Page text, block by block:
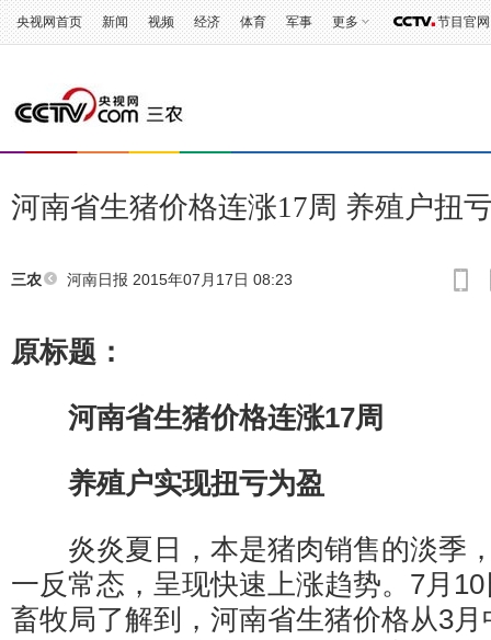
央视网首页 新闻 视频 经济 体育 军事 更多 节目官网
河南省生猪价格连涨17周 养殖户扭
三农 河南日报 2015年07月17日 08:23
原标题：
河南省生猪价格连涨17周
养殖户实现扭亏为盈
炎炎夏日，本是猪肉销售的淡季
一反常态，呈现快速上涨趋势。7月
畜牧局了解到，河南省生猪价格从3